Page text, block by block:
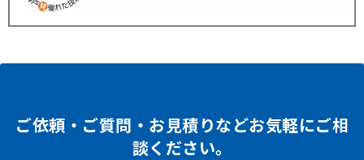
ご依頼・ご質問・お見積りなどお気軽にご相
談ください。